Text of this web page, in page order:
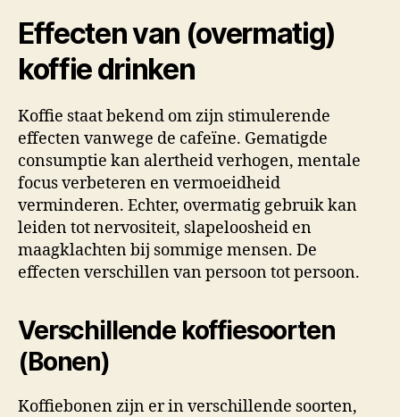
Effecten van (overmatig)
koffie drinken
Koffie staat bekend om zijn stimulerende
effecten vanwege de cafeïne. Gematigde
consumptie kan alertheid verhogen, mentale
focus verbeteren en vermoeidheid
verminderen. Echter, overmatig gebruik kan
leiden tot nervositeit, slapeloosheid en
maagklachten bij sommige mensen. De
effecten verschillen van persoon tot persoon.
Verschillende koffiesoorten
(Bonen)
Koffiebonen zijn er in verschillende soorten,